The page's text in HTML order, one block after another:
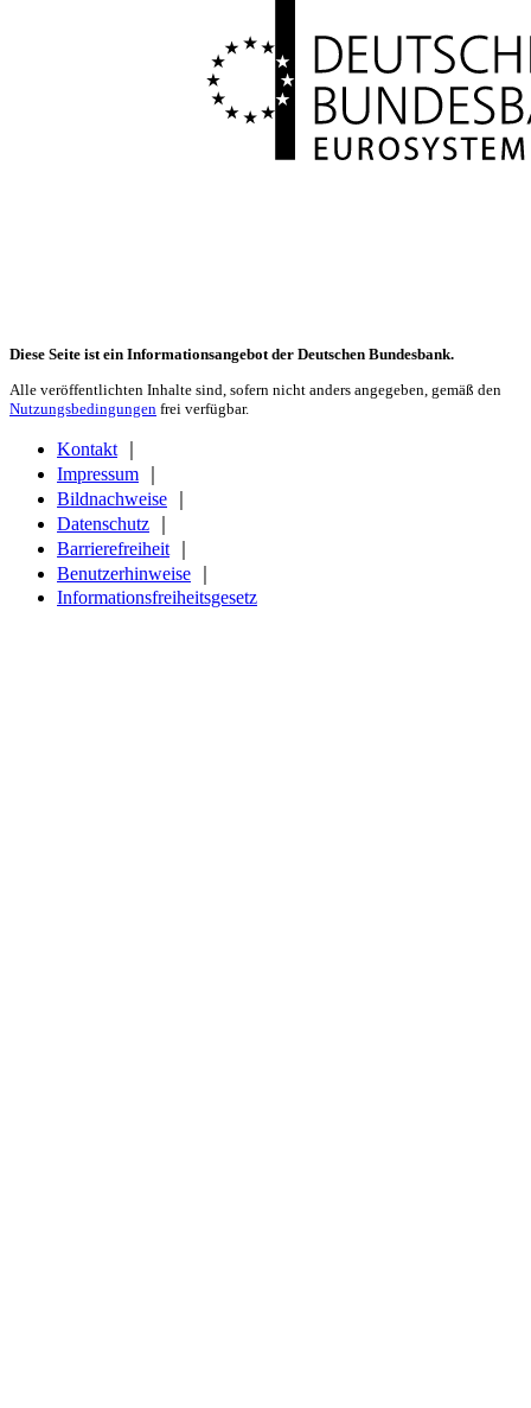
Diese Seite ist ein Informationsangebot der Deutschen Bundesbank.
Alle veröffentlichten Inhalte sind, sofern nicht anders angegeben, gemäß den
Nutzungsbedingungen frei verfügbar.
Kontakt
Impressum
Bildnachweise
Datenschutz
Barrierefreiheit
Benutzerhinweise
Informationsfreiheitsgesetz